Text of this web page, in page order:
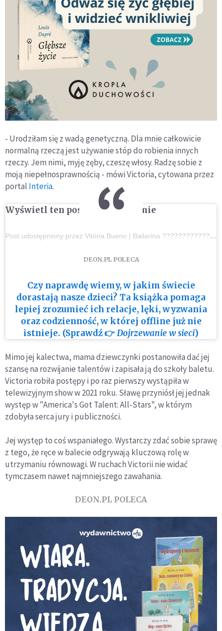
- Urodziłam się z wadą genetyczną. Dla mnie całkowicie
normalną rzeczą jest używanie stóp do robienia innych
rzeczy. Jem nimi, myję zęby, czeszę włosy. Radzę sobie z
moją niepełnosprawnością - mówi Victoria, cytowana przez
portal Interia.
Wyświetl ten post na Instagramie
Post udostępniony przez Vitória Bueno | Bailarina ???????????? (@vihb_bailarina)
DEON.PL POLECA
Czy naprawdę wiemy, w jakim świecie
dorastają nasze dzieci? Ta książka pomaga
lepiej zrozumieć ich relacje, lęki, wyzwania
oraz codzienność, w której offline już nie
istnieje. (Sprawdź 👉Dojrzewanie w sieci)
Mimo jej kalectwa, mama dziewczynki postanowiła dać jej
szansę na rozwijanie talentów i zapisała ją do szkoły baletu.
Victoria robiła postępy i po raz pierwszy wystąpiła w
telewizyjnym show w 2021 roku. Sławę przyniósł jej jednak
występ w "America's Got Talent: All-Stars", w którym
zdobyła serca jury i publiczności.
Jej występ to coś wspaniałego. Wystarczy zdać sobie sprawę
z tego, że ręce w balecie odgrywają kluczową rolę w
utrzymaniu równowagi. W ruchach Victorii nie widać
tymczasem nawet najmniejszego zawahania.
DEON.PL POLECA